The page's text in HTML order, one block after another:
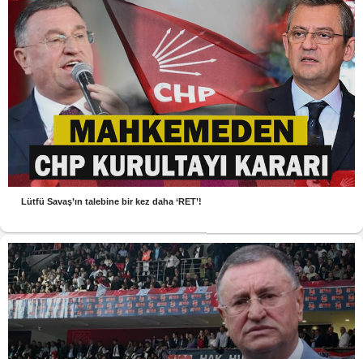
Lütfü Savaş’ın talebine bir kez daha ‘RET’!